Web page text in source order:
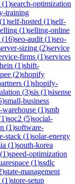
(1)search-optimization
training
(1)self-hosted (1)self-
(1)selling-online
(16)seo-audit (1)seo-
sizing (2)service
firms (1)services
(1)shift-
(2)shopify
(1)shopify-
(3)sis (1)sisense
)small-business
warehouse (1)smb
1)soc2 (5)social-
(1)software-
stack (1)solar-energy
(1)south-korea
(1)speed-optimization
(1)ssdlc
)state-management
(1)store-setup